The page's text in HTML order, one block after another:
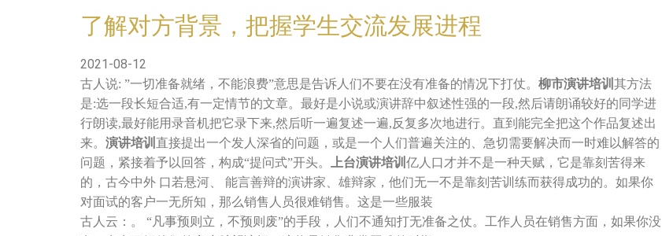
了解对方背景，把握学生交流发展进程
2021-08-12
古人说: ”一切准备就绪，不能浪费”意思是告诉人们不要在没有准备的情况下打仗。 柳市演讲培训 其方法
是:选一段长短合适,有一定情节的文章。最好是小说或演讲辞中叙述性强的一段,然后请朗诵较好的同学进
行朗读,最好能用录音机把它录下来,然后听一遍复述一遍,反复多次地进行。直到能完全把这个作品复述出
来。 演讲培训 直接提出一个发人深省的问题，或是一个人们普遍关注的、急切需要解决而一时难以解答的
问题，紧接着予以回答，构成“提问式”开头。
上台演讲培训 亿人口才并不是一种天赋，它是靠刻苦得来
的，古今中外 口若悬河、 能言善辩的演讲家、雄辩家，他们无一不是靠刻苦训练而获得成功的。如果你
对面试的客户一无所知，那么销售人员很难销售。这是一些服装
古人云：。 “凡事预则立，不预则废”的手段，人们不通知打无准备之仗。工作人员在销售方面，如果你没